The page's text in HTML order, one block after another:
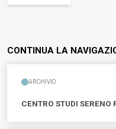
CONTINUA LA
ARCHIVIO
CENTRO STUDI SERENO